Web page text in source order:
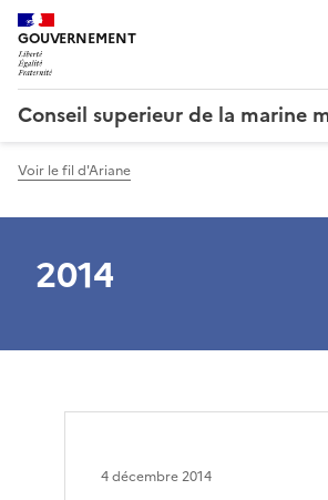
GOUVERNEMENT
Conseil superieur de la marine
Voir le fil d'Ariane
2014
4 décembre 2014